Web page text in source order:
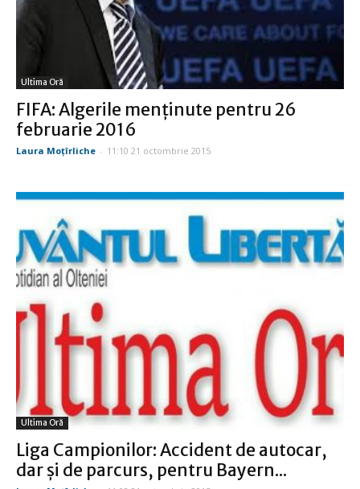
Ultima Oră
FIFA: Algerile menţinute pentru 26
februarie 2016
Laura Moţîrliche - 11:10 21 octombrie 2015
Ultima Oră
Liga Campionilor: Accident de autocar,
dar şi de parcurs, pentru Bayern...